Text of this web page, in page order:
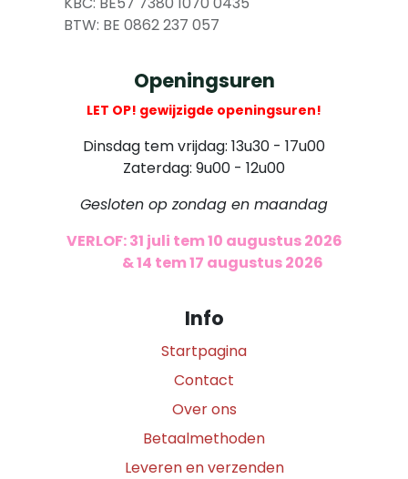
​ BTW: BE 0862 237 057
Openingsuren
LET OP! gewijzigde openingsuren!
Dinsdag tem vrijdag: 13u30 - 17u00
Zaterdag: 9u00 - 12u00
Gesloten op zondag en maandag
VERLOF: 31 juli tem 10 augustus 2026
& 14 tem 17 augustus 2026
Info
Startpagina
Contact
Over ons
Betaalmethoden
Leveren en verzenden